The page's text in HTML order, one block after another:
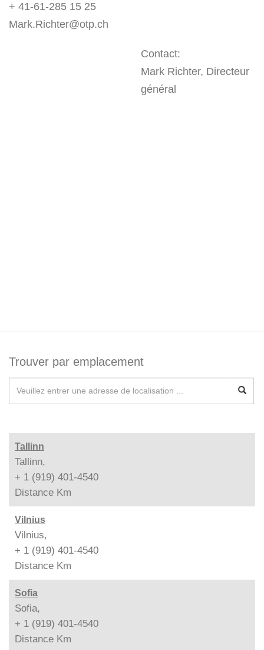
+ 41-61-285 15 25
Mark.Richter@otp.ch
Contact:
Mark Richter, Directeur
général
Trouver par emplacement
Tallinn
Tallinn,
+ 1 (919) 401-4540
Distance Km
Vilnius
Vilnius,
+ 1 (919) 401-4540
Distance Km
Sofia
Sofia,
+ 1 (919) 401-4540
Distance Km